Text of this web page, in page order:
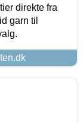
direkte fra
garn til